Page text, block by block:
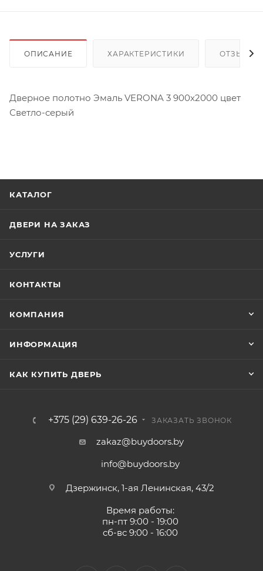
ОПИСАНИЕ ХАРАКТЕРИСТИКИ ОТЗЫВЫ
Дверное полотно Эмаль VERONA 3 900х2000 цвет
Светло-серый
КАТАЛОГ
ДВЕРИ НА ЗАКАЗ
УСЛУГИ
КОНТАКТЫ
КОМПАНИЯ
ИНФОРМАЦИЯ
КАК КУПИТЬ ДВЕРЬ
+375 (29) 639-26-26 ЗАКАЗАТЬ ЗВОНОК
zakaz@buydoors.by
info@buydoors.by
Дзержинск, 1-ая Ленинская, 43/2
Время работы:
пн-пт 9:00 - 19:00
сб-вс 9:00 - 16:00